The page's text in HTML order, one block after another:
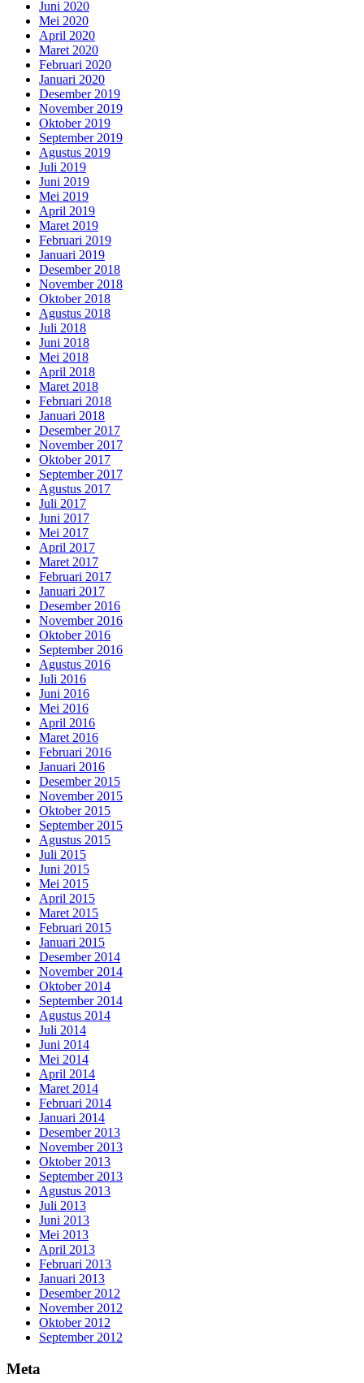
Juni 2020
Mei 2020
April 2020
Maret 2020
Februari 2020
Januari 2020
Desember 2019
November 2019
Oktober 2019
September 2019
Agustus 2019
Juli 2019
Juni 2019
Mei 2019
April 2019
Maret 2019
Februari 2019
Januari 2019
Desember 2018
November 2018
Oktober 2018
Agustus 2018
Juli 2018
Juni 2018
Mei 2018
April 2018
Maret 2018
Februari 2018
Januari 2018
Desember 2017
November 2017
Oktober 2017
September 2017
Agustus 2017
Juli 2017
Juni 2017
Mei 2017
April 2017
Maret 2017
Februari 2017
Januari 2017
Desember 2016
November 2016
Oktober 2016
September 2016
Agustus 2016
Juli 2016
Juni 2016
Mei 2016
April 2016
Maret 2016
Februari 2016
Januari 2016
Desember 2015
November 2015
Oktober 2015
September 2015
Agustus 2015
Juli 2015
Juni 2015
Mei 2015
April 2015
Maret 2015
Februari 2015
Januari 2015
Desember 2014
November 2014
Oktober 2014
September 2014
Agustus 2014
Juli 2014
Juni 2014
Mei 2014
April 2014
Maret 2014
Februari 2014
Januari 2014
Desember 2013
November 2013
Oktober 2013
September 2013
Agustus 2013
Juli 2013
Juni 2013
Mei 2013
April 2013
Februari 2013
Januari 2013
Desember 2012
November 2012
Oktober 2012
September 2012
Meta